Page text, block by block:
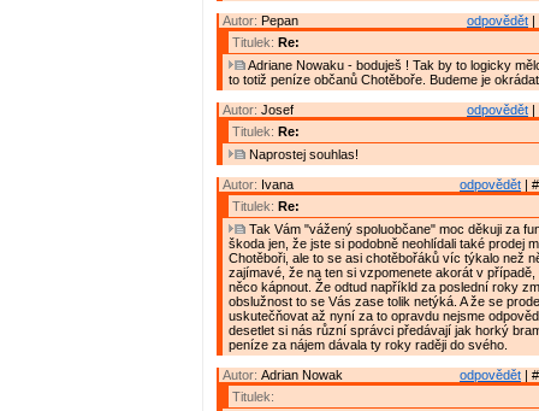
odpovědět |
Autor: Pepan
Titulek: Re:
Adriane Nowaku - boduješ ! Tak by to logicky
to totiž peníze občanů Chotěboře. Budeme je
odpovědět |
Autor: Josef
Titulek: Re:
Naprostej souhlas!
odpovědět |
Autor: Ivana
Titulek: Re:
Tak Vám "vážený spoluobčane" moc děkuji za
škoda jen, že jste si podobně neohlídali také prodej
Chotěboři, ale to se asi chotěbořáků víc týkalo než
zajímavé, že na ten si vzpomenete akorát v případě,
něco kápnout. Že odtud napříkld za poslední roky
obslužnost to se Vás zase tolik netýká. A že se
uskutečňovat až nyní za to opravdu nejsme
desetlet si nás různí správci předávají jak horký
peníze za nájem dávala ty roky raději do svého.
odpovědět |
Autor: Adrian Nowak
Titulek: